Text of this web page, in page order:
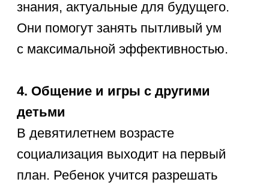
журавликов на удачу.
Устроить домашний чемпионат
по сборке кубика Рубика
надежный шалаш из веток и
Сделать домашнее мороженое,
поэкспериментировав
с необычными вкусовыми
сочетаниями.
Нарисовать реалистичный